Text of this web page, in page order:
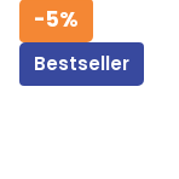
-5%
Bestseller